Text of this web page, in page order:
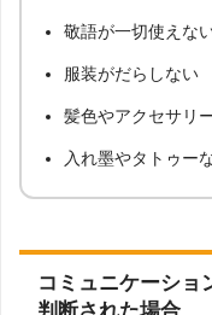
敬語が一切使えな
服装がだらしない
髪色やアクセサリ
入れ墨やタトゥー
コミュニケーショ
判断された場合